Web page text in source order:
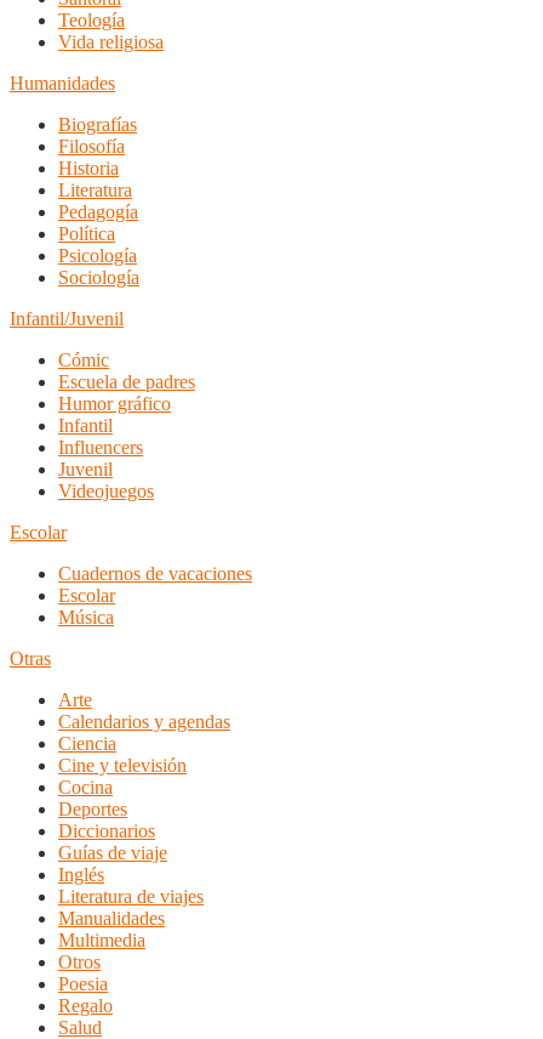
Teología
Vida religiosa
Humanidades
Biografías
Filosofía
Historia
Literatura
Pedagogía
Política
Psicología
Sociología
Infantil/Juvenil
Cómic
Escuela de padres
Humor gráfico
Infantil
Influencers
Juvenil
Videojuegos
Escolar
Cuadernos de vacaciones
Escolar
Música
Otras
Arte
Calendarios y agendas
Ciencia
Cine y televisión
Cocina
Deportes
Diccionarios
Guías de viaje
Inglés
Literatura de viajes
Manualidades
Multimedia
Otros
Poesia
Regalo
Salud